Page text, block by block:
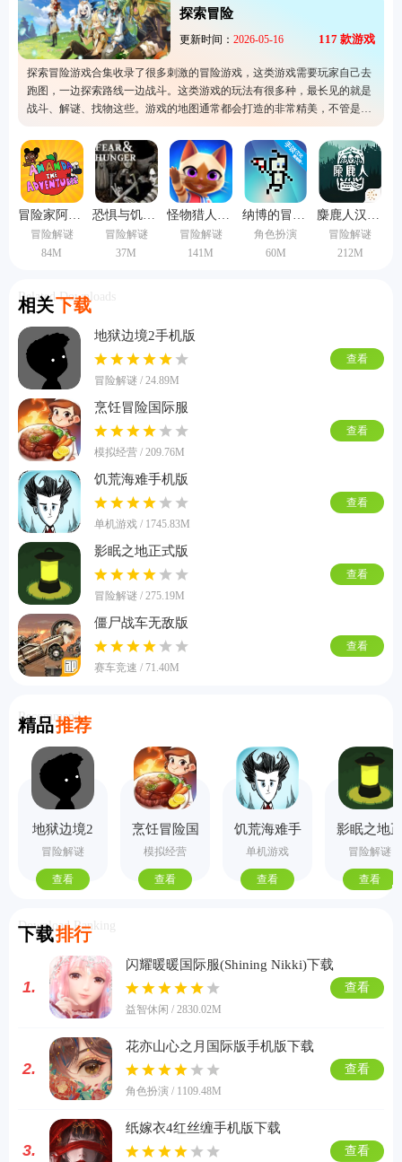
探索冒险
更新时间： 2026-05-16 117 款游戏
探索冒险游戏合集收录了很多刺激的冒险游戏，这类游戏需要玩家自己去
跑图，一边探索路线一边战斗。这类游戏的玩法有很多种，最长见的就是
战斗、解谜、找物这些。游戏的地图通常都会打造的非常精美，不管是森
林还是城市地图，都会非常还原和注重细节，玩家可以尽情体验。
冒险解谜
84M
冒险解谜
37M
冒险解谜
141M
角色扮演
60M
冒险解谜
212M
相关下载
Related Downloads
地狱边境2手机版
冒险解谜 / 24.89M
查看
烹饪冒险国际服
模拟经营 / 209.76M
查看
饥荒海难手机版
单机游戏 / 1745.83M
查看
影眠之地正式版
冒险解谜 / 275.19M
查看
僵尸战车无敌版
赛车竞速 / 71.40M
查看
精品推荐
Recommend
地狱边境2
手机版
冒险解谜
查看
烹饪冒险国
际服
模拟经营
查看
饥荒海难手
机版
单机游戏
查看
影眠之地
式版
冒险解谜
查看
下载排行
Download Ranking
1.
闪耀暖暖国际服(Shining Nikki)下载
益智休闲 / 2830.02M
查看
2.
花亦山心之月国际版手机版下载
角色扮演 / 1109.48M
查看
3.
纸嫁衣4红丝缠手机版下载
查看